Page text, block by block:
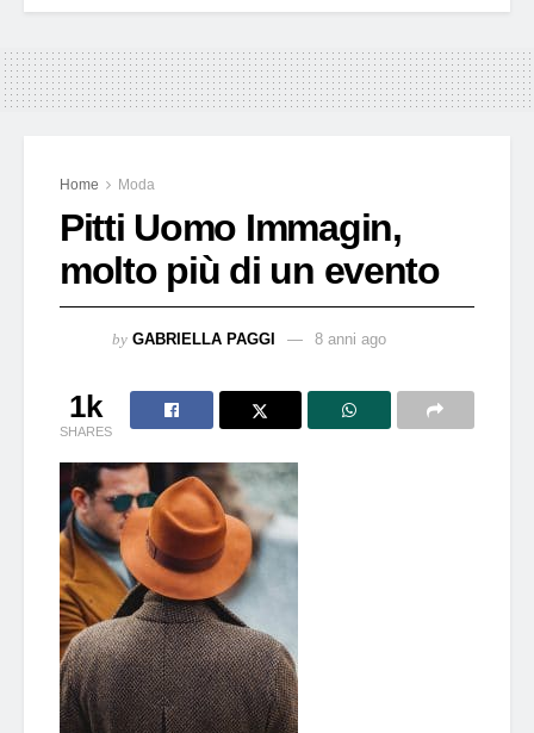
Home Moda
Pitti Uomo Immagin,
molto più di un evento
by GABRIELLA PAGGI 8 anni ago
1k
SHARES